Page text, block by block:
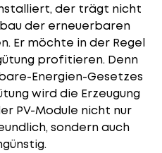
der trägt nicht
der erneuerbaren
Er möchte in der Regel
profitieren. Denn
Energien-Gesetzes
wird die Erzeugung
PV-Module nicht nur
sondern auch